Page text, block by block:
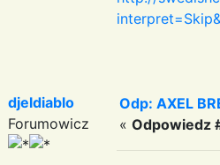
djeldiablo
Forumowicz
Odp: AXEL
« Odpowiedz